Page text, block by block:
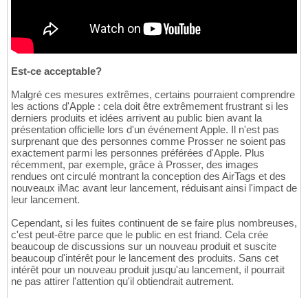
Est-ce acceptable?
Malgré ces mesures extrêmes, certains pourraient comprendre
les actions d'Apple : cela doit être extrêmement frustrant si les
derniers produits et idées arrivent au public bien avant la
présentation officielle lors d'un événement Apple. Il n'est pas
surprenant que des personnes comme Prosser ne soient pas
exactement parmi les personnes préférées d'Apple. Plus
récemment, par exemple, grâce à Prosser, des images
rendues ont circulé montrant la conception des AirTags et des
nouveaux iMac avant leur lancement, réduisant ainsi l'impact de
leur lancement.
Cependant, si les fuites continuent de se faire plus nombreuses,
c'est peut-être parce que le public en est friand. Cela crée
beaucoup de discussions sur un nouveau produit et suscite
beaucoup d'intérêt pour le lancement des produits. Sans cet
intérêt pour un nouveau produit jusqu'au lancement, il pourrait
ne pas attirer l'attention qu'il obtiendrait autrement.